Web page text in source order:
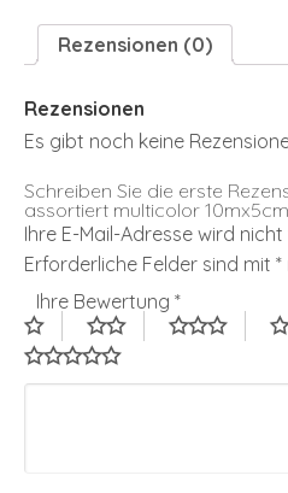
Rezensionen (0)
Rezensionen
Es gibt noch keine
Schreiben Sie die erste
assortiert multicolor
Ihre E-Mail-Adresse wird
Erforderliche Felder sind mit *
Ihre Bewertung *